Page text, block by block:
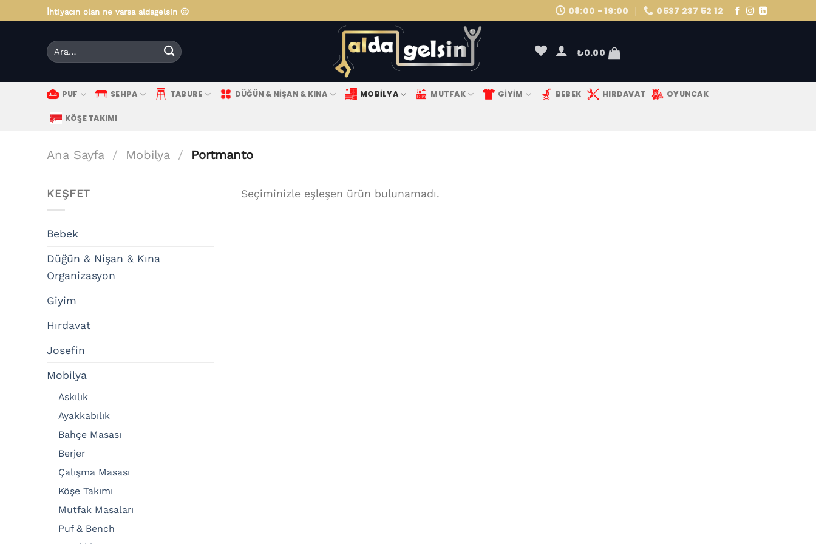
İhtiyacın olan ne varsa aldagelsin 🙂 08:00 - 19:00 0537 237 52 12
Ara:
₺0.00
PUF SEHPA TABURE DÜĞÜN & NIŞAN & KINA MOBILYA MUTFAK GIYIM BEBEK HIRDAVAT OYUNCAK
KÖŞE TAKIMI
Ana Sayfa / Mobilya / Portmanto
KEŞFET
Bebek
Düğün & Nişan & Kına
Organizasyon
Giyim
Hırdavat
Josefin
Mobilya
Askılık
Ayakkabılık
Bahçe Masası
Berjer
Çalışma Masası
Köşe Takımı
Mutfak Masaları
Puf & Bench
Seçiminizle eşleşen ürün bulunamadı.